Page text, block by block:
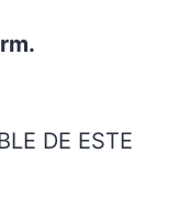
DE ESTE